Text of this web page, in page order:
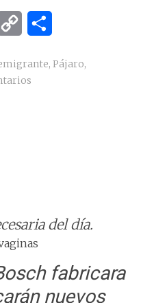
Copy
, Pájaro,
del día.
fabricara
nuevos